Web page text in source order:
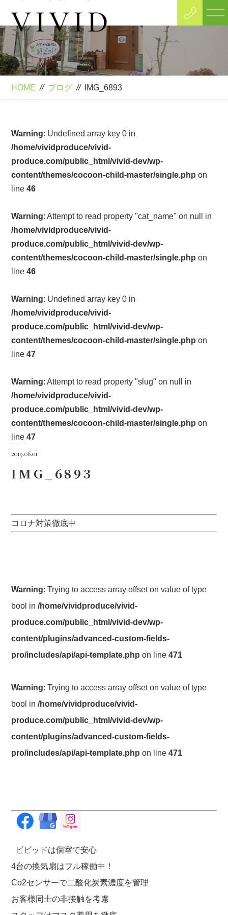
Blog
ブログ
HOME // ブログ // IMG_6893
Warning: Undefined array key 0 in
/home/vividproduce/vivid-
produce.com/public_html/vivid-dev/wp-
content/themes/cocoon-child-master/single.php on
line46
Warning: Attempt to read property "cat_name" on null in
/home/vividproduce/vivid-
produce.com/public_html/vivid-dev/wp-
content/themes/cocoon-child-master/single.php on
line46
Warning: Undefined array key 0 in
/home/vividproduce/vivid-
produce.com/public_html/vivid-dev/wp-
content/themes/cocoon-child-master/single.php on
line47
Warning: Attempt to read property "slug" on null in
/home/vividproduce/vivid-
produce.com/public_html/vivid-dev/wp-
content/themes/cocoon-child-master/single.php on
line47
2019.06.01
IMG_6893
コロナ対策徹底中
Warning: Trying to access array offset on value of type
bool in/home/vividproduce/vivid-
produce.com/public_html/vivid-dev/wp-
content/plugins/advanced-custom-fields-
pro/includes/api/api-template.php on line471
Warning: Trying to access array offset on value of type
bool in/home/vividproduce/vivid-
produce.com/public_html/vivid-dev/wp-
content/plugins/advanced-custom-fields-
pro/includes/api/api-template.php on line471
ビビッドは個室で安心
4台の換気扇はフル稼働中！
Co2センサーで二酸化炭素濃度を管理
お客様同士の非接触を考慮